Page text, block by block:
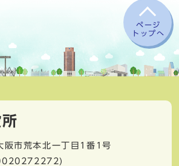
ページ
トップへ
阪市荒本北一丁目1番1号